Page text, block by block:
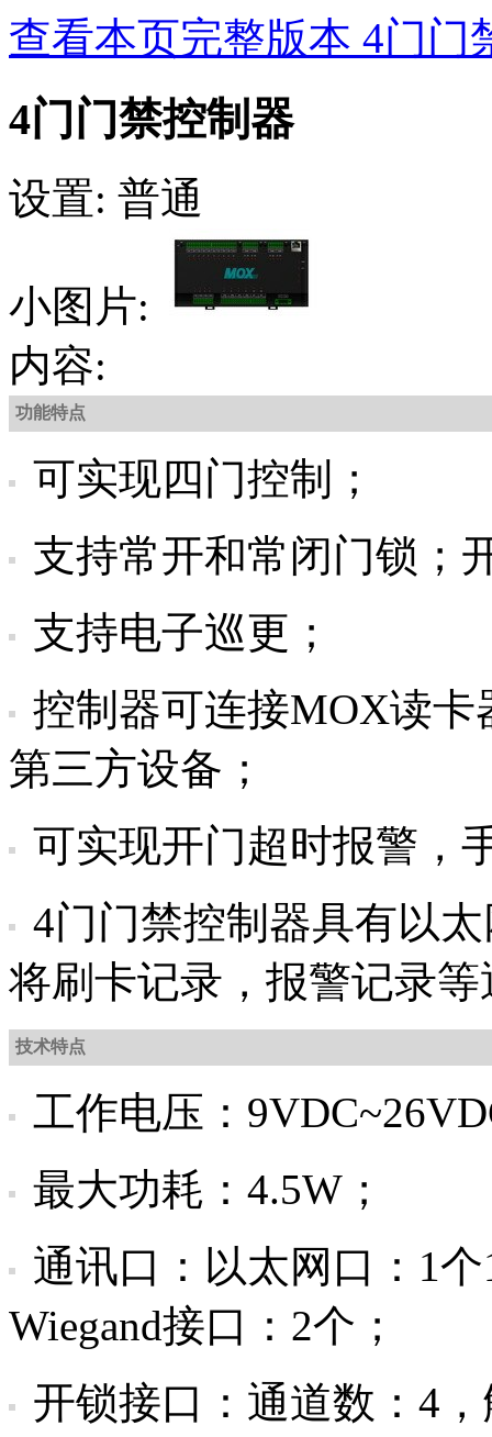
查看本页完整版本 4门门
4门门禁控制器
设置: 普通
小图片:
内容:
功能特点
可实现四门控制；
支持常开和常闭门锁；
支持电子巡更；
控制器可连接MOX读卡
第三方设备；
可实现开门超时报警，
4门门禁控制器具有以
将刷卡记录，报警记录
技术特点
工作电压：
最大功耗：4.5W；
通讯口：以太网口：1
Wiegand接口：2个；
开锁接口：通道数：4